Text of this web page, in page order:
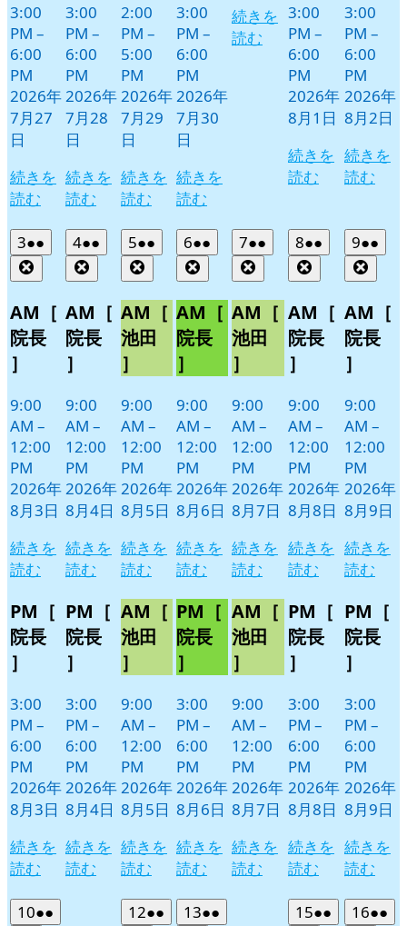
3:00
PM –
6:00
PM
2026年
7月27
日
続きを
読む
3:00
PM –
6:00
PM
2026年
7月28
日
続きを
読む
2:00
PM –
5:00
PM
2026年
7月29
日
続きを
読む
3:00
PM –
6:00
PM
2026年
7月30
日
続きを
読む
続きを
読む
3:00
PM –
6:00
PM
2026年
8月1日
続きを
読む
3:00
PM –
6:00
PM
2026年
8月2日
続きを
読む
32026
年
8
月
3
日
●●
件
イ
ベ
ン
AM［
院長
］
9:00
AM –
12:00
PM
2026年
8月3日
続きを
読む
PM［
院長
］
3:00
PM –
6:00
PM
2026年
8月3日
続きを
読む
42026
年
8
月
4
日
●●
件
イ
ベ
ン
AM［
院長
］
9:00
AM –
12:00
PM
2026年
8月4日
続きを
読む
PM［
院長
］
3:00
PM –
6:00
PM
2026年
8月4日
続きを
読む
52026
年
8
月
5
日
●●
件
イ
ベ
ン
ト)
AM［
池田
］
9:00
AM –
12:00
PM
2026年
8月5日
続きを
読む
AM［
池田
］
9:00
AM –
12:00
PM
2026年
8月5日
続きを
読む
62026
年
8
月
6
日
●●
件
イ
ベ
ン
ト)
AM［
院長
］
9:00
AM –
12:00
PM
2026年
8月6日
続きを
読む
PM［
院長
］
3:00
PM –
6:00
PM
2026年
8月6日
続きを
読む
72026
年
8
月
7
日
●●
件
イ
ベ
ン
ト)
AM［
池田
］
9:00
AM –
12:00
PM
2026年
8月7日
続きを
読む
AM［
池田
］
9:00
AM –
12:00
PM
2026年
8月7日
続きを
読む
82026
年
8
月
8
日
●●
件
イ
ベ
ン
AM［
院長
］
9:00
AM –
12:00
PM
2026年
8月8日
続きを
読む
PM［
院長
］
3:00
PM –
6:00
PM
2026年
8月8日
続きを
読む
92026
年
8
月
9
日
●●
件
イ
ベ
ン
AM［
院長
］
9:00
AM –
12:00
PM
2026年
8月9日
続きを
読む
PM［
院長
］
3:00
PM –
6:00
PM
2026年
8月9日
続きを
読む
102026
●● 122026
●● 132026
●● 152026
●● 162026
●●